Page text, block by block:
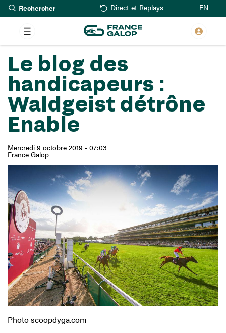
Aller
au
contenu
principal
Rechercher Direct et Replays EN
Le blog des
handicapeurs :
Waldgeist détrône
Enable
Mercredi 9 octobre 2019 - 07:03
France Galop
Photo scoopdyga.com